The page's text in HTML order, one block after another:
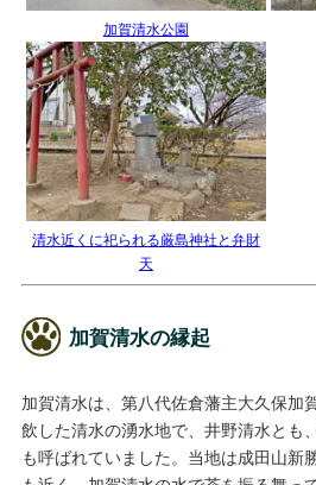
加賀清水公園
清水近くに祀られる厳島神社と弁財
天
加賀清水の縁起
加賀清水は、第八代佐倉藩主大久保加
飲した清水の湧水地で、井野清水とも
も呼ばれていました。当地は成田山新